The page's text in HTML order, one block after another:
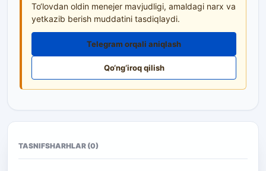
To‘lovdan oldin menejer mavjudligi, amaldagi narx va
yetkazib berish muddatini tasdiqlaydi.
Telegram orqali aniqlash
Qo‘ng‘iroq qilish
TASNIFSHARHLAR (0)